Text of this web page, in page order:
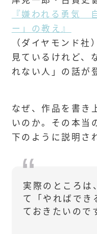
『嫌われる勇気
ー」の教え』
（ダイヤモンド
見ているけれど、
れない人」の話が
なぜ、作品を書き
いのか。その本当
下のように説明さ
実際のところは
て「やればでき
ておきたいので